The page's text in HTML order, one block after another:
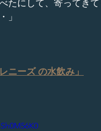
たにして、寄ってき
」
ニーズ の水飲み」